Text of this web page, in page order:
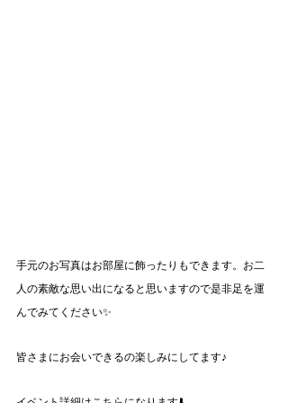
手元のお写真はお部屋に飾ったりもできます。お二
人の素敵な思い出になると思いますので是非足を運
んでみてください✨
皆さまにお会いできるの楽しみにしてます♪